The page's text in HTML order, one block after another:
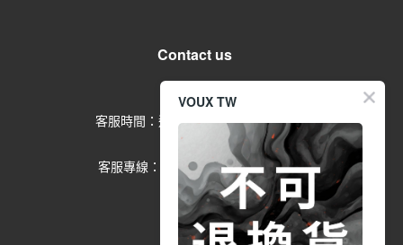
Contact us
客服時間：週一到週五 09:00-17:00
(例假日除外)
客服專線：02-2791-1602 分機553
VOUX TW